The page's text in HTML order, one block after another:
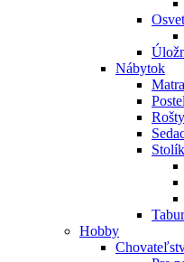
Nábytok
Hobby